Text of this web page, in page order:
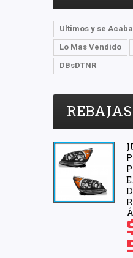
Ultimos y se
Lo Mas Vendido
DBsDTNR
REBAJAS